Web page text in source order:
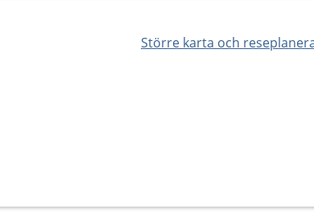
Större karta och